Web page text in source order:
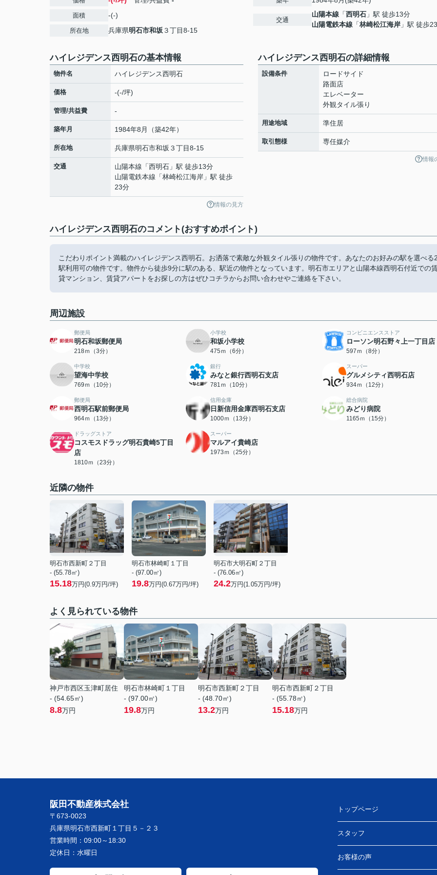
面積 -(-)
所在地 兵庫県明石市和坂 ３丁目8-15
交通
山陽本線 「西明石 」駅 徒歩13分
山陽電鉄本線 「林崎松江海岸 」駅 徒歩
ハイレジデンス西明石の基本情報
物件名 ハイレジデンス西明石
価格 -(-/坪)
管理/共益費 -
築年月 1984年8月（築42年）
所在地 兵庫県明石市和坂 ３丁目8-15
交通 山陽本線 「西明石 」駅 徒歩13分
山陽電鉄本線 「林崎松江海岸 」駅 徒歩
23分
情報の見方
ハイレジデンス西明石の詳細情報
設備条件
ロードサイド
路面店
エレベーター
外観タイル張り
用途地域 準住居
取引態様 専任媒介
情報
ハイレジデンス西明石のコメント(おすすめポイント)
こだわりポイント満載のハイレジデンス西明石。お洒落で素敵な外観タイル張りの物件です。あなたのお好みの駅を選べる
駅利用可の物件です。物件から徒歩9分に駅のある、駅近の物件となっています。明石市エリアと山陽本線西明石付近での
貸マンション、賃貸アパートをお探しの方はぜひコチラからお問い合わせやご連絡を下さい。
周辺施設
郵便局
明石和坂郵便局
218ｍ（3分）
小学校
和坂小学校
475ｍ（6分）
コンビニエンスストア
ローソン明石野々上一丁目店
597ｍ（8分）
中学校
望海中学校
769ｍ（10分）
銀行
みなと銀行西明石支店
781ｍ（10分）
スーパー
グルメシティ西明石店
934ｍ（12分）
郵便局
西明石駅前郵便局
964ｍ（13分）
信用金庫
日新信用金庫西明石支店
1000ｍ（13分）
総合病院
みどり病院
1165ｍ（15分）
ドラッグストア
コスモスドラッグ明石貴崎5丁目
店
1810ｍ（23分）
スーパー
マルアイ貴崎店
1973ｍ（25分）
近隣の物件
明石市西新町２丁目
- (55.78㎡)
15.18万円(0.9万円/坪)
明石市林崎町１丁目
- (97.00㎡)
19.8万円(0.67万円/坪)
明石市大明石町２丁目
- (76.06㎡)
24.2万円(1.05万円/坪)
よく見られている物件
神戸市西区玉津町居住
- (54.65㎡)
8.8万円
明石市林崎町１丁目
- (97.00㎡)
19.8万円
明石市西新町２丁目
- (48.70㎡)
13.2万円
明石市西新町２丁目
- (55.78㎡)
15.18万円
阪田不動産株式会社
〒673-0023
兵庫県明石市西新町１丁目５－２３
営業時間： 09:00～18:30
定休日： 水曜日
トップページ
スタッフ
お客様の声